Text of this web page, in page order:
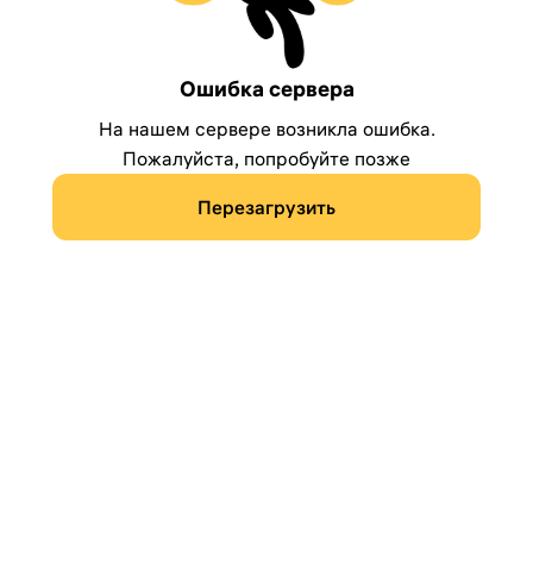
Ошибка сервера
На нашем сервере возникла ошибка.
Пожалуйста, попробуйте позже
Перезагрузить